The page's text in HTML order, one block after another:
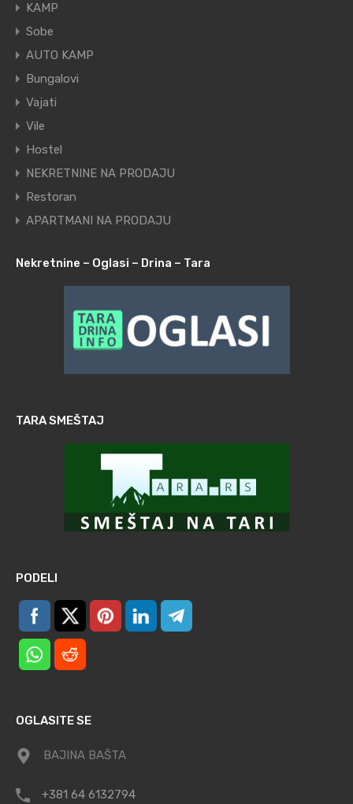
KAMP
Sobe
AUTO KAMP
Bungalovi
Vajati
Vile
Hostel
NEKRETNINE NA PRODAJU
Restoran
APARTMANI NA PRODAJU
Nekretnine – Oglasi – Drina – Tara
TARA SMEŠTAJ
PODELI
OGLASITE SE
BAJINA BAŠTA
+381 64 6132794